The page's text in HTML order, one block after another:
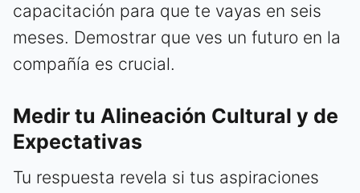
capacitación para que te vayas en seis
meses. Demostrar que ves un futuro en la
compañía es crucial.
Medir tu Alineación Cultural y de
Expectativas
Tu respuesta revela si tus aspiraciones